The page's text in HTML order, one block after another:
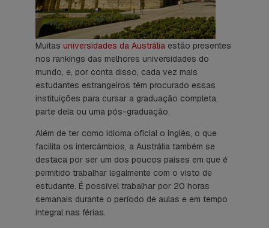
Muitas universidades da Austrália estão presentes
nos rankings das melhores universidades do
mundo, e, por conta disso, cada vez mais
estudantes estrangeiros têm procurado essas
instituições para cursar a graduação completa,
parte dela ou uma pós-graduação.
Além de ter como idioma oficial o inglês, o que
facilita os intercâmbios, a Austrália também se
destaca por ser um dos poucos países em que é
permitido trabalhar legalmente com o visto de
estudante. É possível trabalhar por 20 horas
semanais durante o período de aulas e em tempo
integral nas férias.